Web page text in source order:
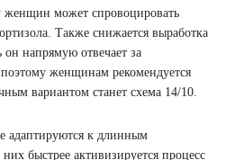
женщин может спровоцировать
Также снижается выработка
напрямую отвечает за
женщинам рекомендуется
вариантом станет схема 14/10.
адаптируются к длинным
быстрее активизируется процесс